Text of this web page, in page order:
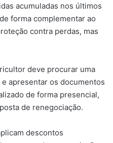
acumuladas nos últimos
forma complementar ao
contra perdas, mas
deve procurar uma
apresentar os documentos
de forma presencial,
de renegociação.
descontos